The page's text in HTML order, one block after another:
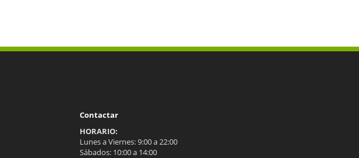
Contactar
HORARIO:
Lunes a Viernes: 9:00 a 22:00
Sábados: 10:00 a 14:00